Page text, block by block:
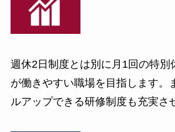
週休2日制度とは別に月1回の特別
が働きやすい職場を目指します。
ルアップできる研修制度も充実さ